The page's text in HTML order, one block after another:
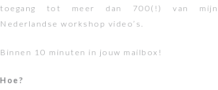
toegang tot meer dan 700(!) van mijn
Nederlandse workshop video’s.
Binnen 10 minuten in jouw mailbox!
Hoe?